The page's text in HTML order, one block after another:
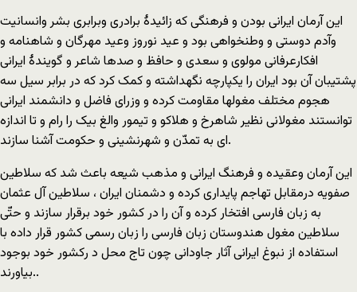
این آرمان ایرانی بودن و فرهنگی که زائیدۀ برادری وبرابری بشر وانسانیت
وآدم دوستی و وطنخواهی بود و عید نوروز وعید مهرگان و شاهنامه و
افکارعرفانی مولوی و سعدی و حافظ و صدها شاعر و گویندۀ ایرانی
پشتیبان آن بود ایران را یکپارچه نگهداشته و کمک کرد که در برابر سیل سه
هجوم مختلف مغولها مقاومت کرده و وزرای فاضل و دانشمند ایرانی
توانستند مغولانی نظیر شاهرخ و هلاکو و تیمور والغ بیک را رام و تا اندازه
ای به تمدّن و شهرنشینی و حکومت آشنا سازند.
این آرمان وعقیده و فرهنگ ایرانی و مذهب شیعه باعث شد که سلاطین
صفویه درمقابل تهاجم پایداری کرده و دشمنان ایران ، سلاطین آل عثمان
به زبان فارسی افتخار کرده و آن را در کشور خود برقرار سازند و حتّی
سلاطین مغول هندوستان زبان فارسی را زبان رسمی کشور قرار داده با
استفاده از نبوغ ایرانی آثار جاودانی چون تاج محل د رکشور خود بوجود
بیاورند..